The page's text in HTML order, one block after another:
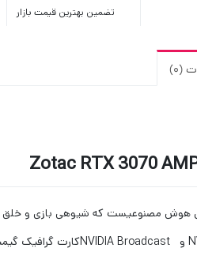
تضمین بهترین قیمت بازار
(0)
مصنوعی‏ست که شیوه‏ی بازی و خلق کردن را
و NVIDIA Broadcastکارت گرافیک